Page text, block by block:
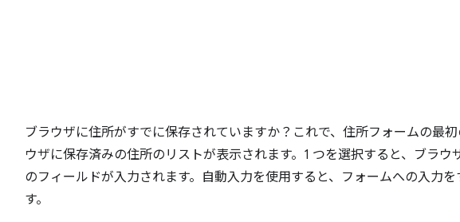
ブラウザに住所がすでに保存されていますか？これで、住所フォームの最
ウザに保存済みの住所のリストが表示されます。1 つを選択すると、ブラウ
のフィールドが入力されます。自動入力を使用すると、フォームへの入力
す。